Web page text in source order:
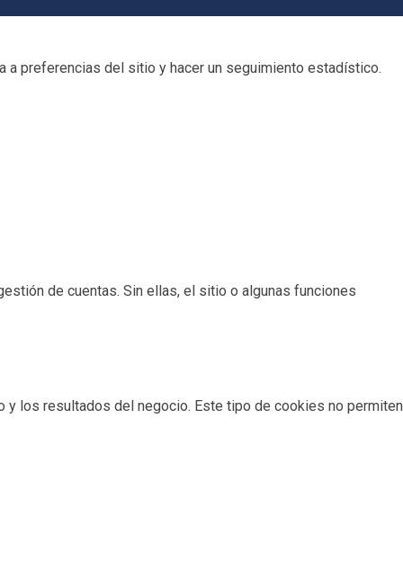
a preferencias del sitio y hacer un seguimiento estadístico.
de cuentas. Sin ellas, el sitio o algunas funciones
los resultados del negocio. Este tipo de cookies no permiten